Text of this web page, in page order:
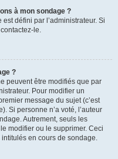
à mon sondage ?
défini par l’administrateur. Si
le.
?
peuvent être modifiés que par
Pour modifier un
message du sujet (c’est
Si personne n’a voté, l’auteur
Autrement, seuls les
modifier ou le supprimer. Ceci
en cours de sondage.